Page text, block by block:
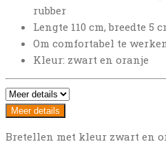
rubber
Lengte 110 cm, breedte 5
Om comfortabel te
Kleur: zwart en oranje
Meer details
Bretellen met kleur zwart en